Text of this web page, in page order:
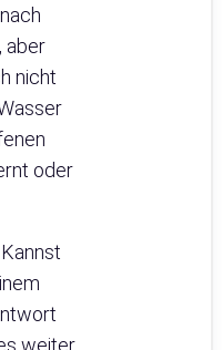
aber
nicht
oder
weiter